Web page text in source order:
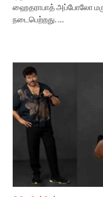
ஹைதராபாத் அப்போலோ
நடைபெற்றது. …